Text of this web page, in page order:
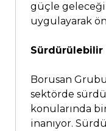
güçle
uygulayarak
Sürdürülebilir
Borusan
sektörde
konularında
inanıyor.